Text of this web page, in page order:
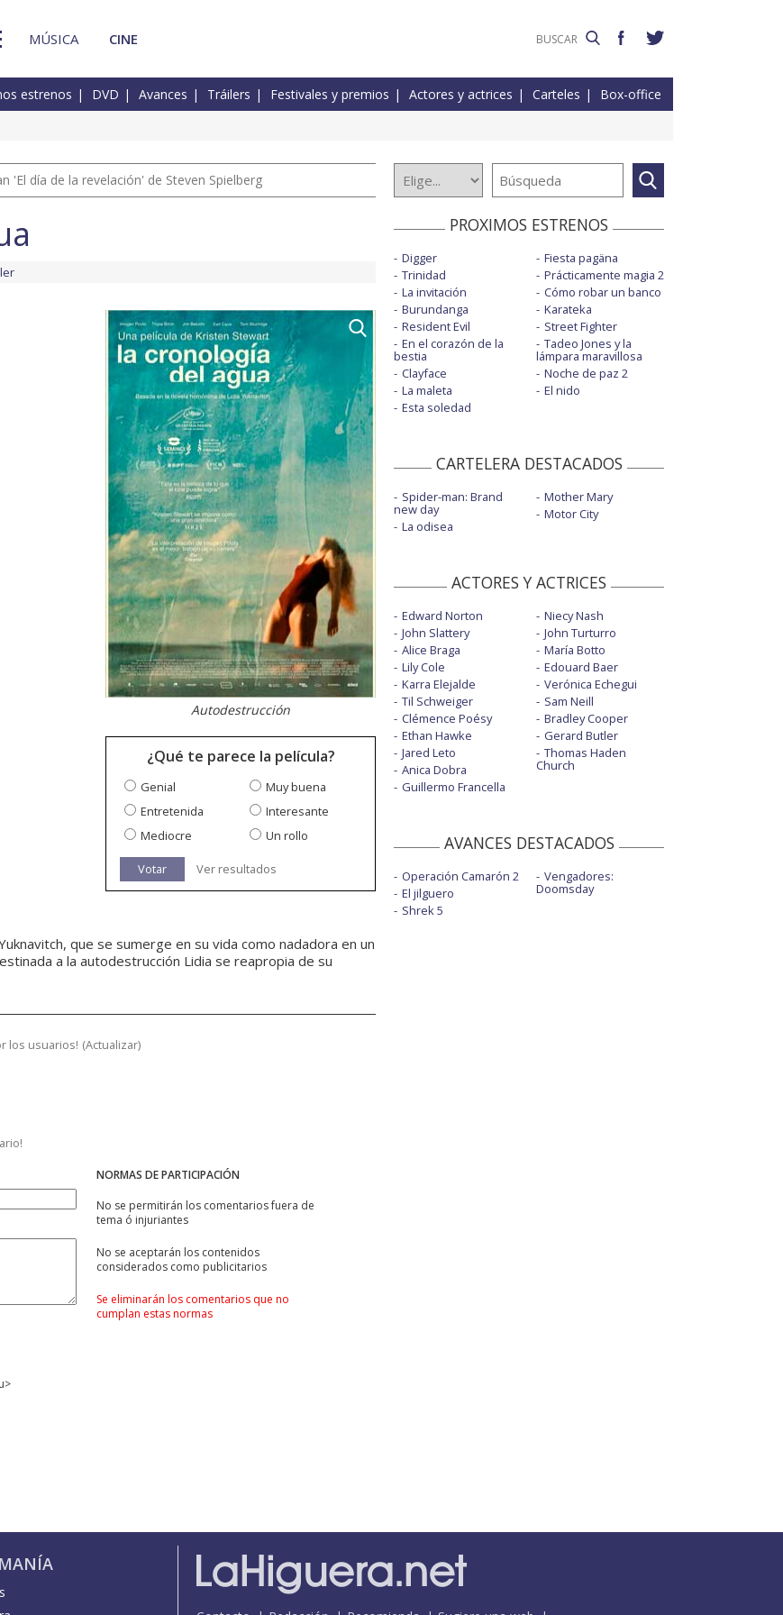
MÚSICA CINE
estrenos DVD Avances Tráilers Festivales y premios Actores y actrices Carteles Box-office
'El día de la revelación' de Steven Spielberg
Autodestrucción
¿Qué te parece la película?
Genial
Muy buena
Entretenida
Interesante
Mediocre
Un rollo
Votar Ver resultados
que se sumerge en su vida como nadadora en un
a la autodestrucción Lidia se reapropia de su
los usuarios! (Actualizar)
NORMAS DE PARTICIPACIÓN
No se permitirán los comentarios fuera de
tema ó injuriantes
No se aceptarán los contenidos
considerados como publicitarios
Se eliminarán los comentarios que no
cumplan estas normas
PROXIMOS ESTRENOS
Digger
Trinidad
La invitación
Burundanga
Resident Evil
En el corazón de la
bestia
Clayface
La maleta
Esta soledad
Fiesta pagäna
Prácticamente magia 2
Cómo robar un banco
Karateka
Street Fighter
Tadeo Jones y la
lámpara maravillosa
Noche de paz 2
El nido
CARTELERA DESTACADOS
Spider-man: Brand
new day
La odisea
Mother Mary
Motor City
ACTORES Y ACTRICES
Edward Norton
John Slattery
Alice Braga
Lily Cole
Karra Elejalde
Til Schweiger
Clémence Poésy
Ethan Hawke
Jared Leto
Anica Dobra
Guillermo Francella
Niecy Nash
John Turturro
María Botto
Edouard Baer
Verónica Echegui
Sam Neill
Bradley Cooper
Gerard Butler
Thomas Haden
Church
AVANCES DESTACADOS
Operación Camarón 2
El jilguero
Shrek 5
Vengadores:
Doomsday